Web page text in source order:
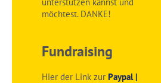
möchtest. DANKE!
Fundraising
Hier der Link zur Paypal |